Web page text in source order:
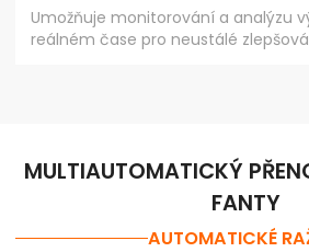
Umožňuje monitorování a analýzu
reálném čase pro neustálé
MULTIAUTOMATICKÝ
FANTY
AUTOMATICKÉ